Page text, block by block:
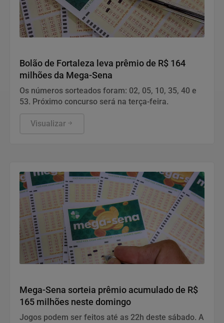
Bolão de Fortaleza leva prêmio de R$ 164
milhões da Mega-Sena
Os números sorteados foram: 02, 05, 10, 35, 40 e
53. Próximo concurso será na terça-feira.
Visualizar
Mega-Sena sorteia prêmio acumulado de R$
165 milhões neste domingo
Jogos podem ser feitos até as 22h deste sábado. A